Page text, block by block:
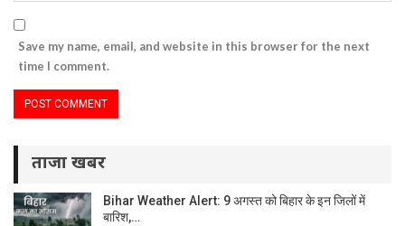
Save my name, email, and website in this browser for the next
time I comment.
ताजा खबर
Bihar Weather Alert: 9 अगस्त को बिहार के इन जिलों में
बारिश,…